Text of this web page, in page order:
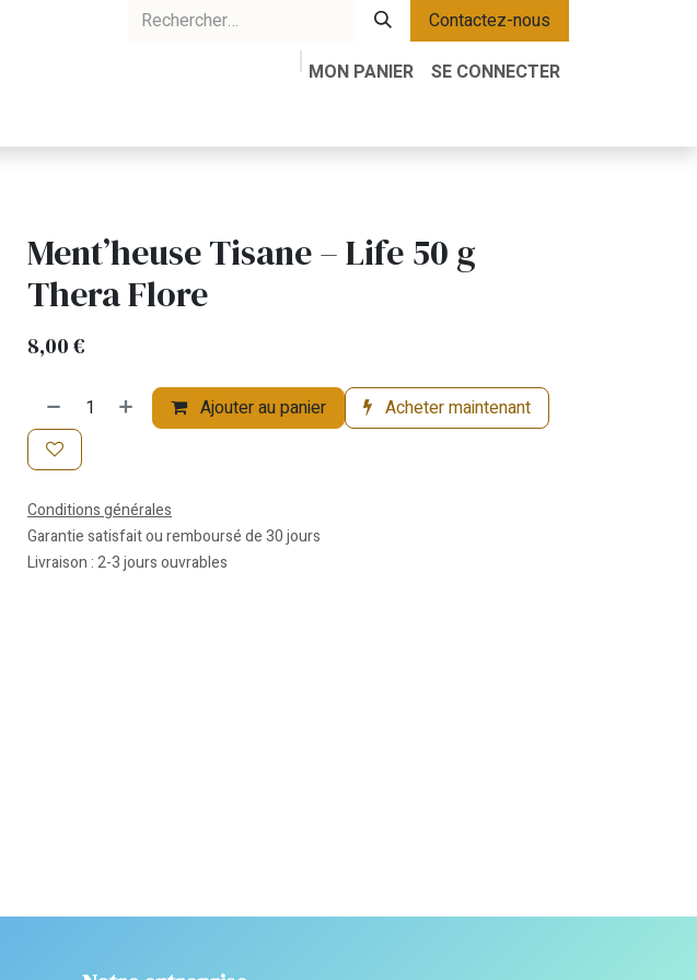
Contactez-nous
MON PANIER
SE CONNECTER
Ment’heuse Tisane – Life 50 g
Thera Flore
8,00€
Ajouter au panier Acheter maintenant
Conditions générales
Garantie satisfait ou remboursé de 30 jours
Livraison : 2-3 jours ouvrables